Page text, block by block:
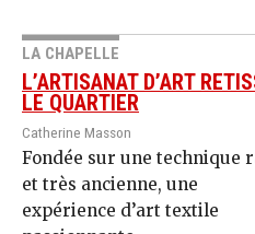
LA CHAPELLE
L’ARTISANAT D’ART
LE QUARTIER
Catherine Masson
Fondée sur une technique
et très ancienne, une
expérience d’art textile